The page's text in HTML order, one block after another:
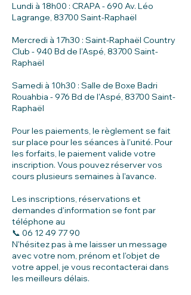
Lundi à 18h00 : CRAPA - 690 Av. Léo
Lagrange, 83700 Saint-Raphaël
Mercredi à 17h30 : Saint-Raphaël Country
Club - 940 Bd de l'Aspé, 83700 Saint-
Raphaël
Samedi à 10h30 : Salle de Boxe Badri
Rouahbia - 976 Bd de l'Aspé, 83700 Saint-
Raphaël
Pour les paiements, le règlement se fait
sur place pour les séances à l'unité. Pour
les forfaits, le paiement valide votre
inscription. Vous pouvez réserver vos
cours plusieurs semaines à l'avance.
Les inscriptions, réservations et
demandes d'information se font par
téléphone au
📞 06 12 49 77 90
N'hésitez pas à me laisser un message
avec votre nom, prénom et l'objet de
votre appel, je vous recontacterai dans
les meilleurs délais.